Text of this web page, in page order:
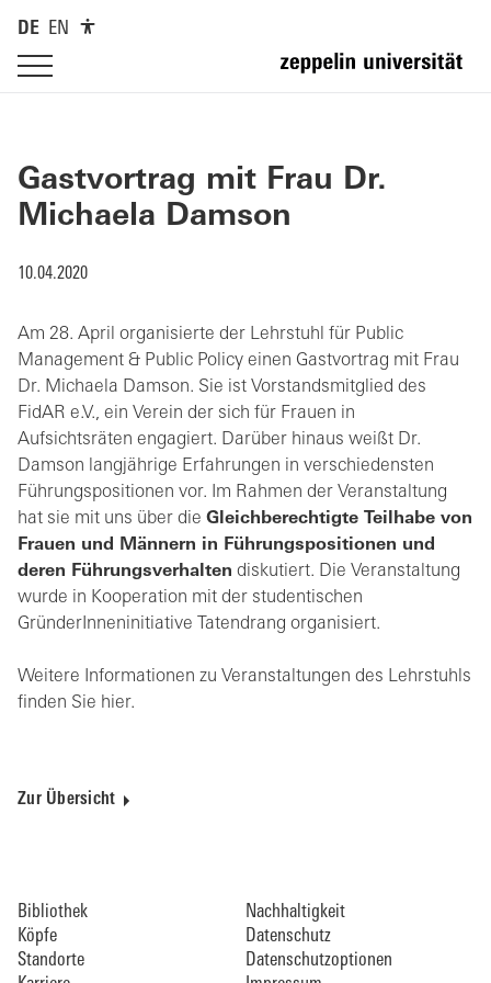
DE EN
Gastvortrag mit Frau Dr.
Michaela Damson
10.04.2020
Am 28. April organisierte der Lehrstuhl für Public
Management & Public Policy einen Gastvortrag mit Frau
Dr. Michaela Damson. Sie ist Vorstandsmitglied des
FidAR e.V., ein Verein der sich für Frauen in
Aufsichtsräten engagiert. Darüber hinaus weißt Dr.
Damson langjährige Erfahrungen in verschiedensten
Führungspositionen vor. Im Rahmen der Veranstaltung
hat sie mit uns über die Gleichberechtigte Teilhabe von
Frauen und Männern in Führungspositionen und
deren Führungsverhalten diskutiert. Die Veranstaltung
wurde in Kooperation mit der studentischen
GründerInneninitiative Tatendrang organisiert.
Weitere Informationen zu Veranstaltungen des Lehrstuhls
finden Sie hier.
Zur Übersicht
Bibliothek
Köpfe
Standorte
Nachhaltigkeit
Datenschutz
Datenschutzoptionen